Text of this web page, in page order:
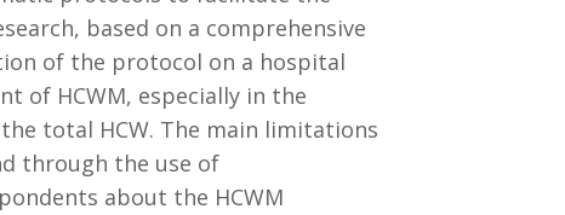
based on a comprehensive
of the protocol on a hospital
of HCWM, especially in the
total HCW. The main limitations
through the use of
about the HCWM